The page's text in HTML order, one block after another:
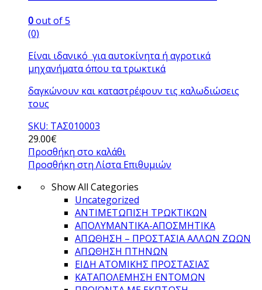
0out of 5
(0)
Είναι ιδανικό για αυτοκίνητα ή αγροτικά
μηχανήματα όπου τα τρωκτικά
δαγκώνουν και καταστρέφουν τις καλωδιώσεις
τους
SKU: ΤΑΣ010003
29.00€
Προσθήκη στο καλάθι
Προσθήκη στη Λίστα Επιθυμιών
Show All Categories
Uncategorized
ΑΝΤΙΜΕΤΩΠΙΣΗ ΤΡΩΚΤΙΚΩΝ
ΑΠΟΛΥΜΑΝΤΙΚΑ-ΑΠΟΣΜΗΤΙΚΑ
ΑΠΩΘΗΣΗ – ΠΡΟΣΤΑΣΙΑ ΑΛΛΩΝ ΖΩΩΝ
ΑΠΩΘΗΣΗ ΠΤΗΝΩΝ
ΕΙΔΗ ΑΤΟΜΙΚΗΣ ΠΡΟΣΤΑΣΙΑΣ
ΚΑΤΑΠΟΛΕΜΗΣΗ ΕΝΤΟΜΩΝ